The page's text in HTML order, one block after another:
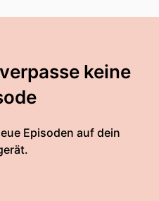
keine
Episoden auf dein